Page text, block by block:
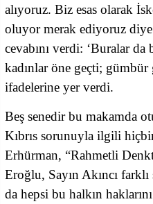
alıyoruz. Biz esas olarak
oluyor merak ediyoruz
cevabını verdi: ‘Buralar da
kadınlar öne geçti;
ifadelerine yer verdi.
Beş senedir bu makamda
Kıbrıs sorunuyla ilgili hiçbir
Erhürman, “Rahmetli
Eroğlu, Sayın Akıncı
da hepsi bu halkın